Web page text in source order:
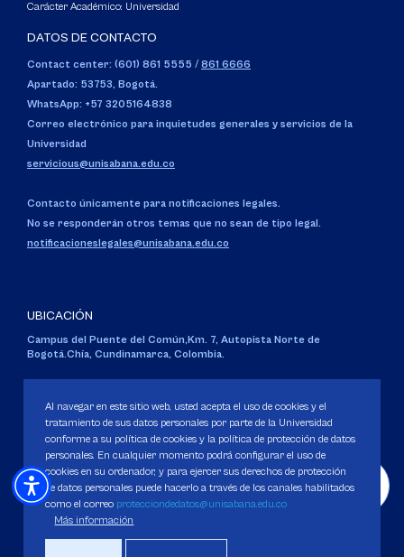
Carácter Académico: Universidad
DATOS DE CONTACTO
Contact center: (601) 861 5555 / 861 6666
Apartado: 53753, Bogotá.
WhatsApp: +57 3205164838
Correo electrónico para inquietudes generales y servicios de la
Universidad
servicious@unisabana.edu.co
Contacto únicamente para notificaciones legales.
No se responderán otros temas que no sean de tipo legal.
notificacioneslegales@unisabana.edu.co
UBICACIÓN
Campus del Puente del Común,Km. 7, Autopista Norte de
Bogotá.Chía, Cundinamarca, Colombia.
Personería Jurídica:Resolución 130 del 14 de enero de 1980.
Ministerio de Educación Nacional.
Política de Protección de datos
Al navegar en este sitio web, usted acepta el uso de cookies y el
tratamiento de sus datos personales por parte de la Universidad
conforme a su política de cookies y la política de protección de datos
personales. En cualquier momento podrá configurar el uso de
cookies en su ordenador, y para ejercer sus derechos de protección
de datos personales puede hacerlo a través de los canales habilitados
como el correo protecciondedatos@unisabana.edu.co
Más información